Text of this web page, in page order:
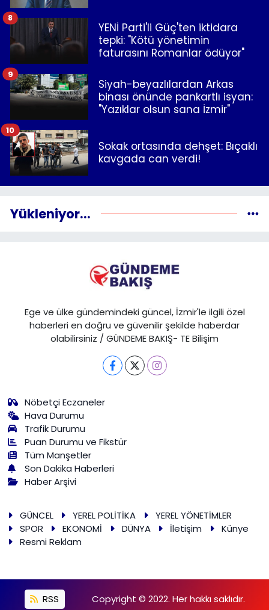
YENİ Parti'li Güç'ten iktidara
tepki: "Kötü yönetimin
faturasını Romanlar ödüyor"
8
Siyah-beyazlılardan Arkas
binası önünde pankartlı isyan:
"Yazıklar olsun sana İzmir"
9
Sokak ortasında dehşet: Bıçaklı
kavgada can verdi!
10
Yükleniyor...
Ege ve ülke gündemindeki güncel, İzmir'le ilgili özel
haberleri en doğru ve güvenilir şekilde haberdar
olabilirsiniz / GÜNDEME BAKIŞ- TE Bilişim
Nöbetçi Eczaneler
Hava Durumu
Trafik Durumu
Puan Durumu ve Fikstür
Tüm Manşetler
Son Dakika Haberleri
Haber Arşivi
GÜNCEL YEREL POLİTİKA
YEREL YÖNETİMLER
SPOR
EKONOMİ DÜNYA İletişim
Künye
Resmi Reklam
RSS Copyright © 2022. Her hakkı saklıdır.